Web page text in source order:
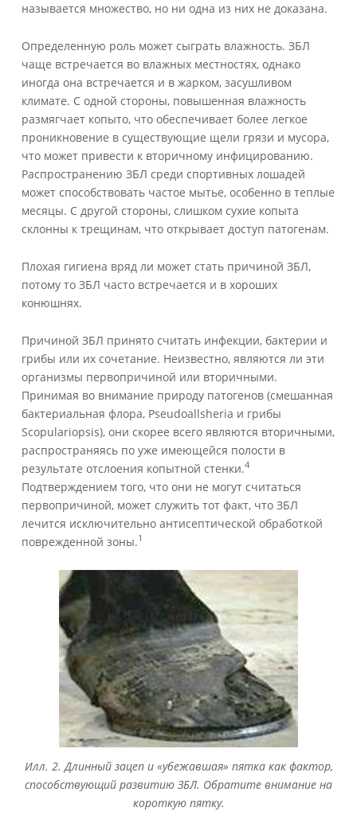
называется множество, но ни одна из них не доказана.
Определенную роль может сыграть влажность. ЗБЛ
чаще встречается во влажных местностях, однако
иногда она встречается и в жарком, засушливом
климате. С одной стороны, повышенная влажность
размягчает копыто, что обеспечивает более легкое
проникновение в существующие щели грязи и мусора,
что может привести к вторичному инфицированию.
Распространению ЗБЛ среди спортивных лошадей
может способствовать частое мытье, особенно в теплые
месяцы. С другой стороны, слишком сухие копыта
склонны к трещинам, что открывает доступ патогенам.
Плохая гигиена вряд ли может стать причиной ЗБЛ,
потому то ЗБЛ часто встречается и в хороших
конюшнях.
Причиной ЗБЛ принято считать инфекции, бактерии и
грибы или их сочетание. Неизвестно, являются ли эти
организмы первопричиной или вторичными.
Принимая во внимание природу патогенов (смешанная
бактериальная флора, Pseudoallsheria и грибы
Scopulariopsis), они скорее всего являются вторичными,
распространяясь по уже имеющейся полости в
результате отслоения копытной стенки.4
Подтверждением того, что они не могут считаться
первопричиной, может служить тот факт, что ЗБЛ
лечится исключительно антисептической обработкой
поврежденной зоны.1
Илл. 2. Длинный зацеп и «убежавшая» пятка как фактор,
способствующий развитию ЗБЛ. Обратите внимание на
короткую пятку.